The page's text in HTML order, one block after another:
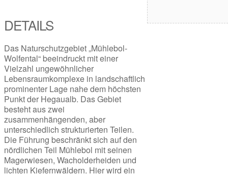
DETAILS
Das Naturschutzgebiet „Mühlebol-
Wolfental“ beeindruckt mit einer
Vielzahl ungewöhnlicher
Lebensraumkomplexe in landschaftlich
prominenter Lage nahe dem höchsten
Punkt der Hegaualb. Das Gebiet
besteht aus zwei
zusammenhängenden, aber
unterschiedlich strukturierten Teilen.
Die Führung beschränkt sich auf den
nördlichen Teil Mühlebol mit seinen
Magerwiesen, Wacholderheiden und
lichten Kiefernwäldern. Hier wird ein